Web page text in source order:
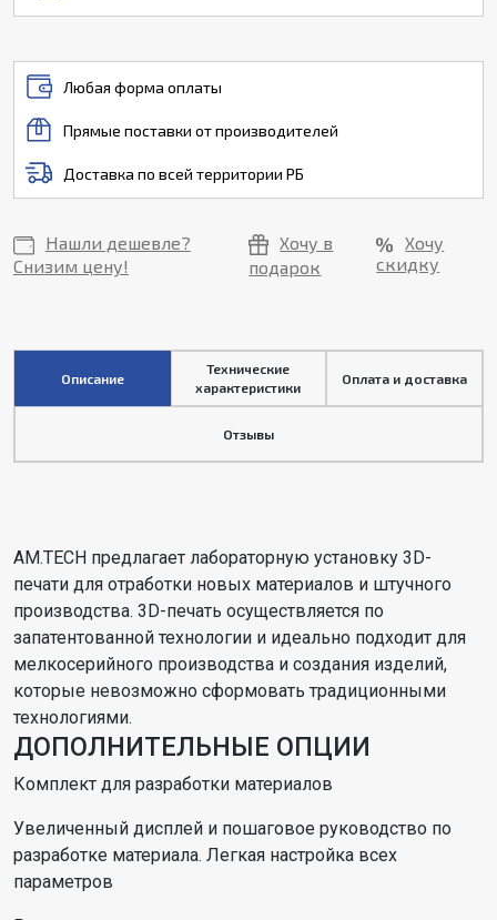
Любая форма оплаты
Прямые поставки от производителей
Доставка по всей территории РБ
Нашли дешевле?
Снизим цену!
Хочу в
подарок
Хочу
скидку
Описание
Технические
характеристики
Оплата и доставка
Отзывы
AM.TECH предлагает лабораторную установку 3D-
печати для отработки новых материалов и штучного
производства. 3D-печать осуществляется по
запатентованной технологии и идеально подходит для
мелкосерийного производства и создания изделий,
которые невозможно сформовать традиционными
технологиями.
ДОПОЛНИТЕЛЬНЫЕ ОПЦИИ
Комплект для разработки материалов
Увеличенный дисплей и пошаговое руководство по
разработке материала. Легкая настройка всех
параметров